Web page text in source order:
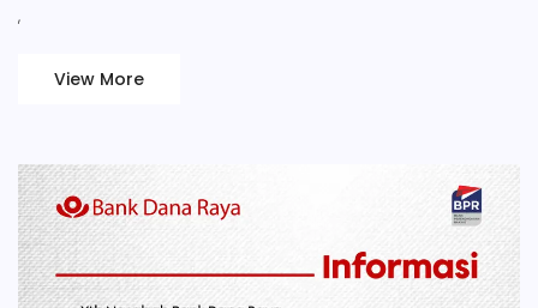
,
View More